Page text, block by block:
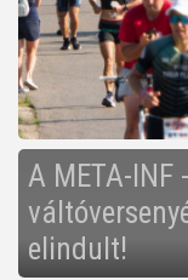
A META-INF
elindult!